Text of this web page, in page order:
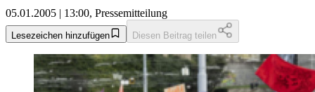
05.01.2005 | 13:00, Pressemitteilung
Lesezeichen hinzufügen Diesen Beitrag teilen